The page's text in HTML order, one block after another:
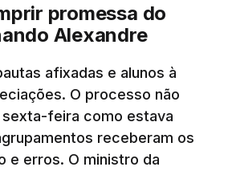
promessa do
Alexandre
afixadas e alunos à
O processo não
feira como estava
receberam os
e erros. O ministro da